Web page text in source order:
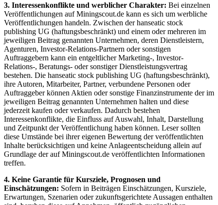
3. Interessenkonflikte und werblicher Charakter: Bei einzelnen
Veröffentlichungen auf Miningscout.de kann es sich um werbliche
Veröffentlichungen handeln. Zwischen der hanseatic stock
publishing UG (haftungsbeschränkt) und einem oder mehreren im
jeweiligen Beitrag genannten Unternehmen, deren Dienstleistern,
Agenturen, Investor-Relations-Partnern oder sonstigen
Auftraggebern kann ein entgeltlicher Marketing-, Investor-
Relations-, Beratungs- oder sonstiger Dienstleistungsvertrag
bestehen. Die hanseatic stock publishing UG (haftungsbeschränkt),
ihre Autoren, Mitarbeiter, Partner, verbundene Personen oder
Auftraggeber können Aktien oder sonstige Finanzinstrumente der im
jeweiligen Beitrag genannten Unternehmen halten und diese
jederzeit kaufen oder verkaufen. Dadurch bestehen
Interessenkonflikte, die Einfluss auf Auswahl, Inhalt, Darstellung
und Zeitpunkt der Veröffentlichung haben können. Leser sollten
diese Umstände bei ihrer eigenen Bewertung der veröffentlichten
Inhalte berücksichtigen und keine Anlageentscheidung allein auf
Grundlage der auf Miningscout.de veröffentlichten Informationen
treffen.
4. Keine Garantie für Kursziele, Prognosen und
Einschätzungen: Sofern in Beiträgen Einschätzungen, Kursziele,
Erwartungen, Szenarien oder zukunftsgerichtete Aussagen enthalten